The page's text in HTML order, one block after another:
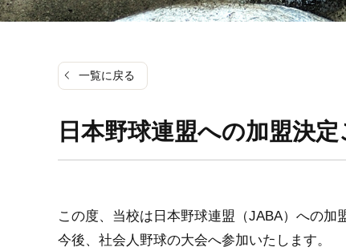
一覧に戻る
日本野球連盟への加盟決
この度、当校は日本野球連盟（JABA）への加
今後、社会人野球の大会へ参加いたします。